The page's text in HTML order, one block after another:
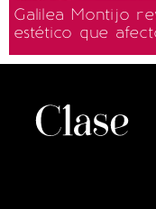
Galilea Montijo
estético que